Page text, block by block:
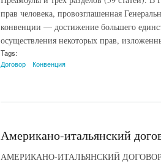
прав человека, провозглашенная
конвенции — достижение большего
осуществления некоторых прав,
Tags:
Договор
Конвенция
Американо-итальянский
АМЕРИКАНО-ИТАЛЬЯНСКИЙ ДОГОВОР